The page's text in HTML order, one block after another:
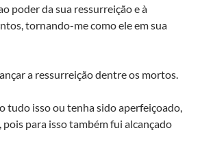
poder da sua ressurreição e à
tornando-me como ele em sua
a ressurreição dentre os mortos.
tudo isso ou tenha sido aperfeiçoado,
para isso também fui alcançado